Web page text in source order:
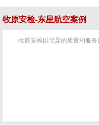
牧原安检-东星航空案例
牧原安检以优异的质量和服务